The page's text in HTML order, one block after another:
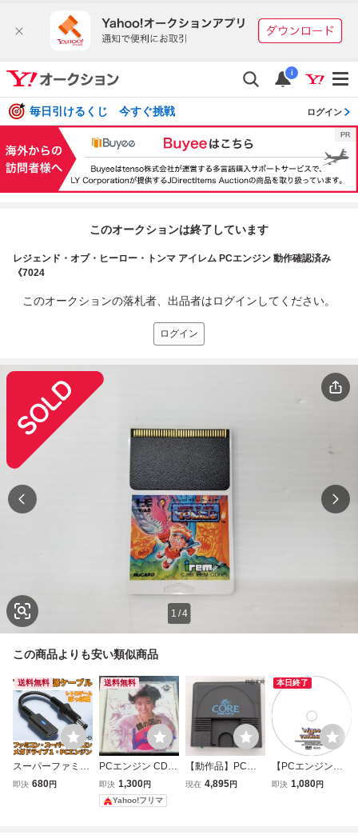
i
毎日引けるくじ 今すぐ挑戦 ログイン
このオークションは終了しています
レジェンド・オブ・ヒーロー・トンマ アイレム PCエンジン 動作確認済み
《7024
このオークションの落札者、出品者はログインしてください。
ログイン
1 /4
この商品よりも安い類似商品
送料無料
スーパーファミコ
ン PCエンジン メ
即決 680円
送料無料
PCエンジン CDR
OM 鏡の国のレジ
ェンド
即決 1,300円
Yahoo!フリマ
【動作品】PCエ
ンジン コアグラフ
現在 4,895円
本日終了
【PCエンジン】
【PCE CDROM
即決 1,080円